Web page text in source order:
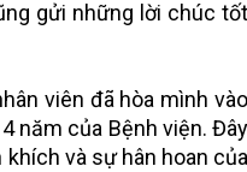
gửi những lời chúc tốt
viên đã hòa mình vào
năm của Bệnh viện. Đây
và sự hân hoan của